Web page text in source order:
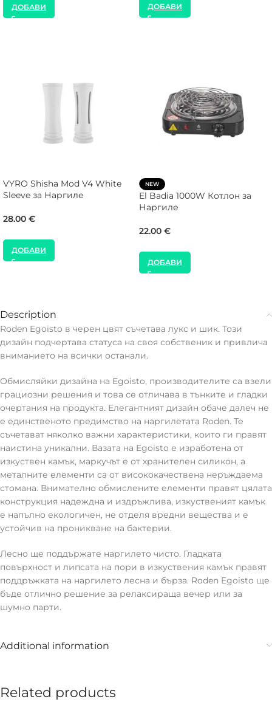
ДОБАВИ ДОБАВИ
VYRO Shisha Mod V4 White
Sleeve за Наргиле
28.00 €
ДОБАВИ
NEW
El Badia 1000W Котлон за
Наргиле
22.00 €
ДОБАВИ
Description
Roden Egoisto в черен цвят съчетава лукс и шик. Този
дизайн подчертава статуса на своя собственик и привлича
вниманието на всички останали.
Обмисляйки дизайна на Egoisto, производителите са взели
грациозни решения и това се отличава в тънките и гладки
очертания на продукта. Елегантният дизайн обаче далеч не
е единственото предимство на наргилетата Roden. Те
съчетават няколко важни характеристики, които ги правят
наистина уникални. Вазата на Egoisto е изработена от
изкуствен камък, маркучът е от хранителен силикон, а
металните елементи са от висококачествена неръждаема
стомана. Внимателно обмислените елементи правят цялата
конструкция надеждна и издръжлива, изкуственият камък
е напълно екологичен, не отделя вредни вещества и е
устойчив на проникване на бактерии.
Лесно ще поддържате наргилето чисто. Гладката
повърхност и липсата на пори в изкуствения камък правят
поддръжката на наргилето лесна и бърза. Roden Egoisto ще
бъде отлично решение за релаксираща вечер или за
шумно парти.
Additional information
Related products